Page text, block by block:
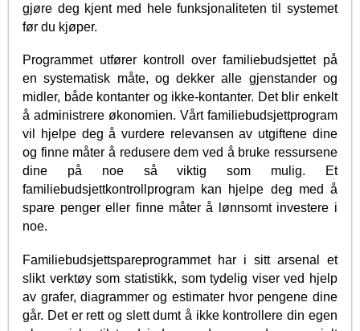
gjøre deg kjent med hele funksjonaliteten til systemet
før du kjøper.
Programmet utfører kontroll over familiebudsjettet på
en systematisk måte, og dekker alle gjenstander og
midler, både kontanter og ikke-kontanter. Det blir enkelt
å administrere økonomien. Vårt familiebudsjettprogram
vil hjelpe deg å vurdere relevansen av utgiftene dine
og finne måter å redusere dem ved å bruke ressursene
dine på noe så viktig som mulig. Et
familiebudsjettkontrollprogram kan hjelpe deg med å
spare penger eller finne måter å lønnsomt investere i
noe.
Familiebudsjettspareprogrammet har i sitt arsenal et
slikt verktøy som statistikk, som tydelig viser ved hjelp
av grafer, diagrammer og estimater hvor pengene dine
går. Det er rett og slett dumt å ikke kontrollere din egen